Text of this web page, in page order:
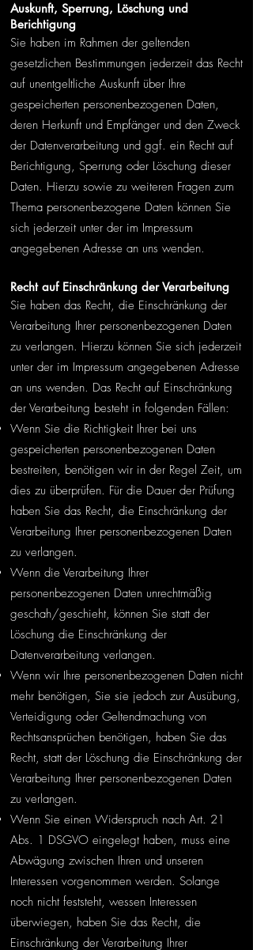
Auskunft, Sperrung, Löschung und
Berichtigung
Sie haben im Rahmen der geltenden
gesetzlichen Bestimmungen jederzeit das Recht
auf unentgeltliche Auskunft über Ihre
gespeicherten personenbezogenen Daten,
deren Herkunft und Empfänger und den Zweck
der Datenverarbeitung und ggf. ein Recht auf
Berichtigung, Sperrung oder Löschung dieser
Daten. Hierzu sowie zu weiteren Fragen zum
Thema personenbezogene Daten können Sie
sich jederzeit unter der im Impressum
angegebenen Adresse an uns wenden.
Recht auf Einschränkung der Verarbeitung
Sie haben das Recht, die Einschränkung der
Verarbeitung Ihrer personenbezogenen Daten
zu verlangen. Hierzu können Sie sich jederzeit
unter der im Impressum angegebenen Adresse
an uns wenden. Das Recht auf Einschränkung
der Verarbeitung besteht in folgenden Fällen:
Wenn Sie die Richtigkeit Ihrer bei uns
gespeicherten personenbezogenen Daten
bestreiten, benötigen wir in der Regel Zeit, um
dies zu überprüfen. Für die Dauer der Prüfung
haben Sie das Recht, die Einschränkung der
Verarbeitung Ihrer personenbezogenen Daten
zu verlangen.
Wenn die Verarbeitung Ihrer
personenbezogenen Daten unrechtmäßig
geschah/geschieht, können Sie statt der
Löschung die Einschränkung der
Datenverarbeitung verlangen.
Wenn wir Ihre personenbezogenen Daten nicht
mehr benötigen, Sie sie jedoch zur Ausübung,
Verteidigung oder Geltendmachung von
Rechtsansprüchen benötigen, haben Sie das
Recht, statt der Löschung die Einschränkung der
Verarbeitung Ihrer personenbezogenen Daten
zu verlangen.
Wenn Sie einen Widerspruch nach Art. 21
Abs. 1 DSGVO eingelegt haben, muss eine
Abwägung zwischen Ihren und unseren
Interessen vorgenommen werden. Solange
noch nicht feststeht, wessen Interessen
überwiegen, haben Sie das Recht, die
Einschränkung der Verarbeitung Ihrer